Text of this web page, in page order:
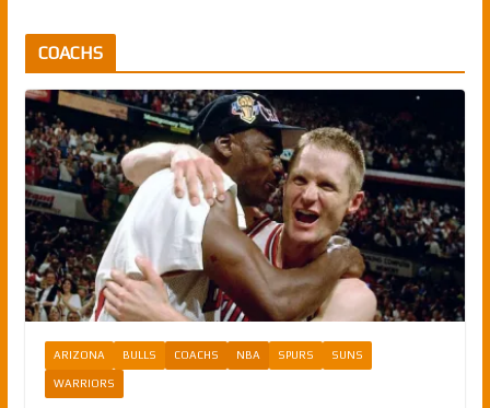
COACHS
ARIZONA BULLS COACHS NBA SPURS SUNS
WARRIORS